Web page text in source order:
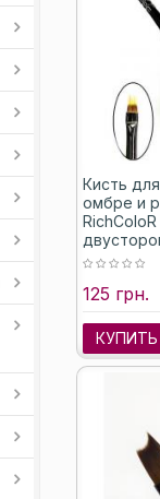
Кисть
омбре и
RichColoR
125 грн.
КУПИТЬ